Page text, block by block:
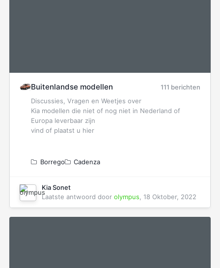
Buitenlandse modellen
111 berichten
Discussies, Vragen en Weetjes over
Kia modellen die niet of nog niet in Nederland of
Europa leverbaar zijn
vind of plaatst u hier
Borrego Cadenza
Kia Sonet
Laatste antwoord door olympus 18 Oktober, 2022